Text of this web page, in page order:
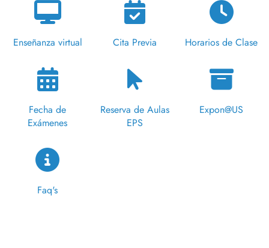
Enseñanza virtual Cita Previa Horarios de Clase
Fecha de
Exámenes
Reserva de Aulas
EPS
Expon@US
Faq's